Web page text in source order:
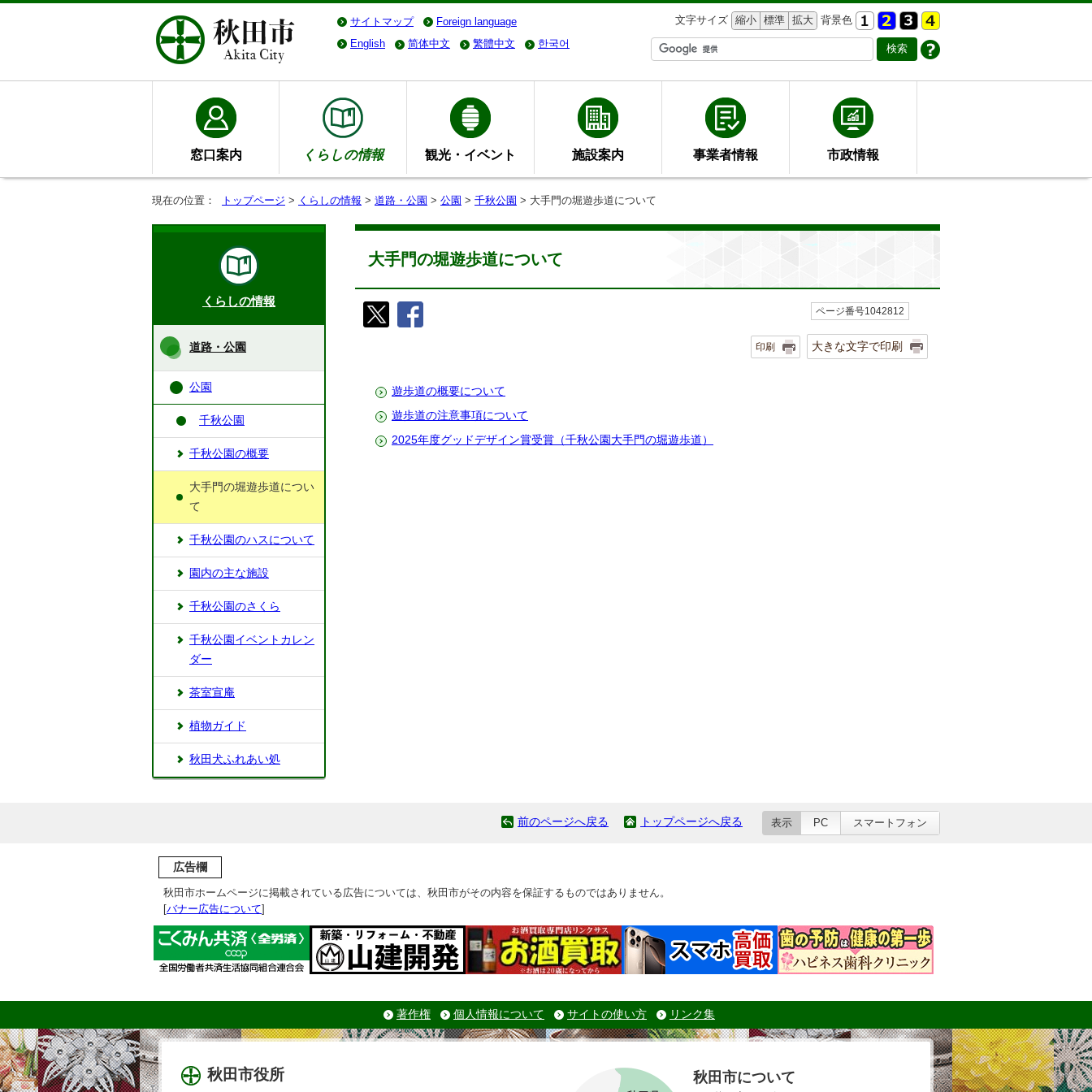
サイトマップ Foreign language 文字サイズ 縮小 標準 拡大 背景色
English
简体中文 繁體中文 한국어
窓口案内 くらしの情報 観光・イベント 施設案内 事業者情報 市政情報
現在の位置： トップページ > くらしの情報 > 道路・公園 > 公園 > 千秋公園 > 大手門の堀遊歩道について
大手門の堀遊歩道について
ページ番号1042812
印刷 大きな文字で印刷
遊歩道の概要について
遊歩道の注意事項について
2025年度グッドデザイン賞受賞（千秋公園大手門の堀遊歩道）
くらしの情報
道路・公園
公園
千秋公園
千秋公園の概要
大手門の堀遊歩道につい
て
千秋公園のハスについて
園内の主な施設
千秋公園のさくら
千秋公園イベントカレン
ダー
茶室宣庵
植物ガイド
秋田犬ふれあい処
前のページへ戻る トップページへ戻る 表示 PC スマートフォン
広告欄
秋田市ホームページに掲載されている広告については、秋田市がその内容を保証するものではありません。
[バナー広告について]
著作権 個人情報について サイトの使い方 リンク集
秋田市役所 秋田市について